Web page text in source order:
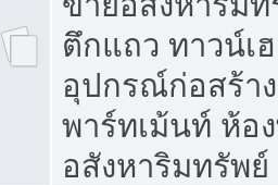
ตึกแถว ทาวน์เ
อุปกรณ์ก่อสร้า
พาร์ทเม้นท์ ห้อ
อสังหาริมทรัพ